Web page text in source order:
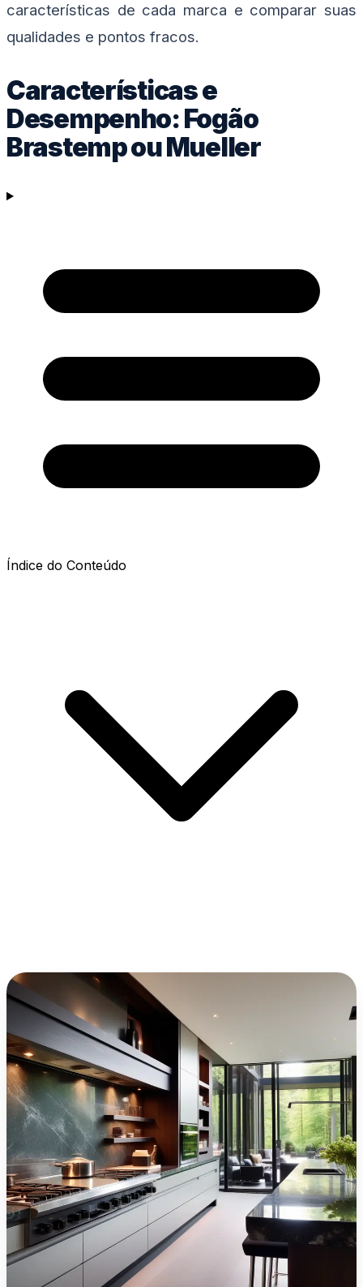
características de cada marca e comparar suas
qualidades e pontos fracos.
Características e
Desempenho: Fogão
Brastemp ou Mueller
Índice do Conteúdo